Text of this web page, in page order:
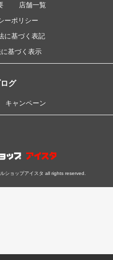
店舗一覧
ーポリシー
に基づく表記
基づく表示
グ
キャンペーン
ショップアイスタ all rights reserved.